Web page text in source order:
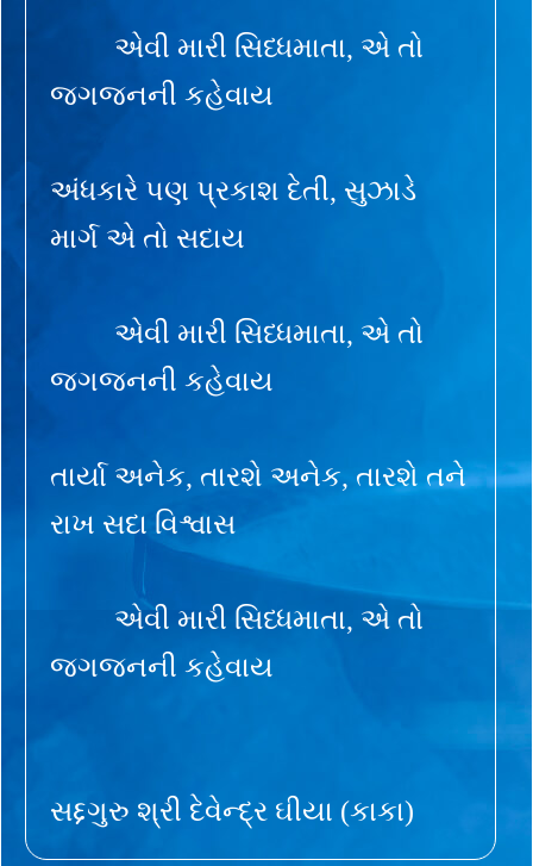
એવી મારી સિધ્ધમાતા, એ તો
જગજનની કહેવાય
અંધકારે પણ પ્રકાશ દેતી, સુઝાડે
માર્ગ એ તો સદાય
એવી મારી સિધ્ધમાતા, એ તો
જગજનની કહેવાય
તાર્યા અનેક, તારશે અનેક, તારશે તને
રાખ સદા વિશ્વાસ
એવી મારી સિધ્ધમાતા, એ તો
જગજનની કહેવાય
સદ્દગુરુ શ્રી દેવેન્દ્ર ઘીયા (કાકા)